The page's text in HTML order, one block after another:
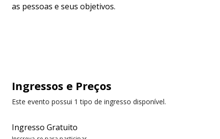
as pessoas e seus objetivos.
Ingressos e Preços
Este evento possui 1 tipo de ingresso disponível.
Ingresso Gratuito